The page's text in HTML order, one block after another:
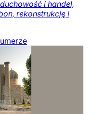
i handel,
rekonstrukcję i